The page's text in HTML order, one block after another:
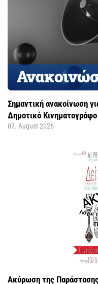
Σημαντική ανακοίνωση
Δημοτικό Κινηματογράφο
07. August 2026
Ακύρωση της